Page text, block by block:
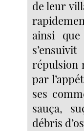
de leur
ainsi
répulsion
par
ses
sauça,
débris